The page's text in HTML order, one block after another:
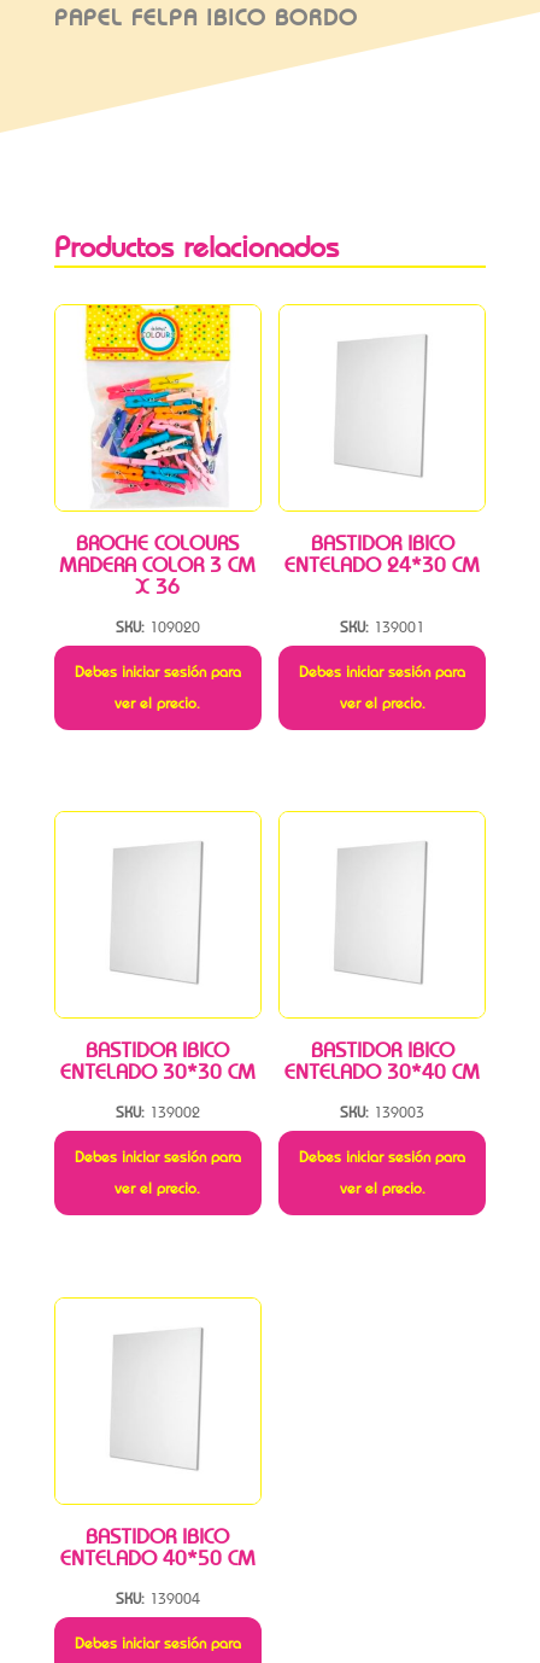
PAPEL FELPA IBICO BORDO
Productos relacionados
BROCHE COLOURS
MADERA COLOR 3 CM
X 36
SKU: 109020
Debes iniciar sesión para
ver el precio.
BASTIDOR IBICO
ENTELADO 24*30 CM
SKU: 139001
Debes iniciar sesión para
ver el precio.
BASTIDOR IBICO
ENTELADO 30*30 CM
SKU: 139002
Debes iniciar sesión para
ver el precio.
BASTIDOR IBICO
ENTELADO 30*40 CM
SKU: 139003
Debes iniciar sesión para
ver el precio.
BASTIDOR IBICO
ENTELADO 40*50 CM
SKU: 139004
Debes iniciar sesión para